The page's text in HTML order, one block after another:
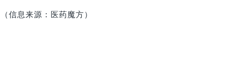
（信息来源：医药魔方）